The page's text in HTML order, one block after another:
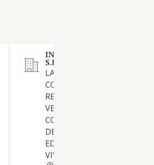
INVERSIONES FERRER DEL
S.L.
LA PROMOCION,
CONSTRUCCION,
REHABILITACION,
VENTA, ARRENDAMIENTO,
CONSERVACION Y
DE TODA CLASE DE
EDIFICACIONES
VIVIENDAS, Y OTROS